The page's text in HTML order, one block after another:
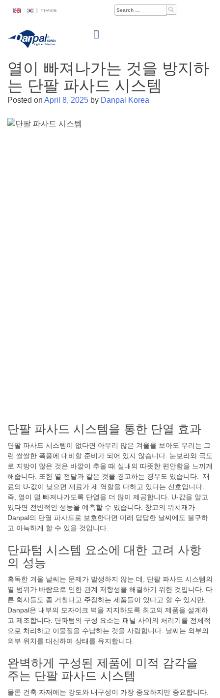
content
Search
다운로드
열이 빠져나가는 것을 방지하
는 단팔 파사드 시스템
Posted on April 8, 2025 by Danpal Korea
단팔 파사드 시스템을 통한 단열 효과
단팔 파사드 시스템이 없다면 아무리 많은 겨울을 보아도 우리는 그
런 쌀쌀한 폭풍에 대비할 준비가 되어 있지 않습니다. 눈보라와 극도
로 지방이 많은 것은 바깥이 추울 때 실내의 따뜻한 편안함을 느끼게
해줍니다. 또한 열 전달과 같은 것을 경고하는 경우도 있습니다. 재
료의 U-값이 낮으면 재료가 제 역할을 다하고 있다는 신호입니다.
즉, 열이 덜 빠져나가도록 단열을 더 많이 제공합니다. U-값을 알고
있다면 전반적인 성능을 예측할 수 있습니다. 창고의 위치재가
Danpal의 단열 파사드로 보호한다면 미래 답답한 날씨에도 불구하
고 아늑하게 할 수 있을 것입니다.
단파텀 시스템 요소에 대한 고려 사항
의 성능
혹독한 겨울 날씨는 문제가 발생하지 않는 데, 단팔 파사드 시스템의
열 범위가 바람으로 인한 관계 저항성을 해결하기 위한 것입니다. 다
른 회사들도 좀 거칠다고 주장하는 제품들이 있다고 할 수 있지만,
Danpal은 내부의 모자이크 벽을 지지하도록 최고의 제품을 설계하
고 제조합니다. 단파텀의 구성 요소는 패널 사이의 처리기를 전체적
으로 처리하고 이물질을 수납하는 것을 사랑합니다. 날씨는 외부의
외부 위치를 대신하여 상태를 유지합니다.
완벽하게 구성된 제품에 미적 감각을
주는 단팔 파사드 시스템
물론 건축 자재에는 강도와 내구성이 가장 중요하지만 중요합니다.